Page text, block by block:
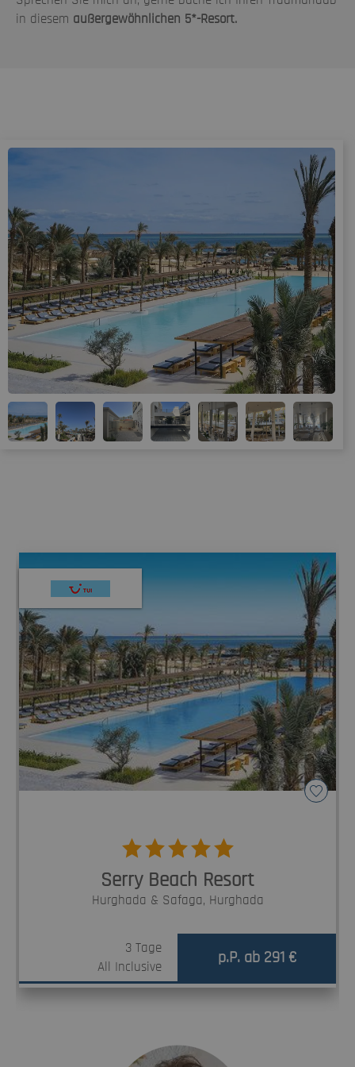
in diesem außergewöhnlichen 5*-Resort.
Serry Beach Resort
Hurghada & Safaga, Hurghada
3 Tage
All Inclusive
p.P. ab 291 €